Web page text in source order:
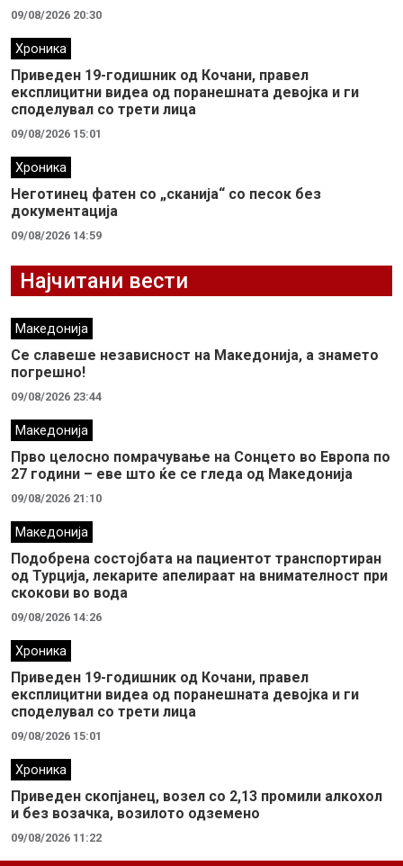
09/08/2026 20:30
Хроника
Приведен 19-годишник од Кочани, правел
експлицитни видеа од поранешната девојка и ги
споделувал со трети лица
09/08/2026 15:01
Хроника
Неготинец фатен со „сканија“ со песок без
документација
09/08/2026 14:59
Најчитани вести
Македонија
Се славеше независност на Македонија, а знамето
погрешно!
09/08/2026 23:44
Македонија
Прво целосно помрачување на Сонцето во Европа по
27 години – еве што ќе се гледа од Македонија
09/08/2026 21:10
Македонија
Подобрена состојбата на пациентот транспортиран
од Турција, лекарите апелираат на внимателност при
скокови во вода
09/08/2026 14:26
Хроника
Приведен 19-годишник од Кочани, правел
експлицитни видеа од поранешната девојка и ги
споделувал со трети лица
09/08/2026 15:01
Хроника
Приведен скопјанец, возел со 2,13 промили алкохол
и без возачка, возилото одземено
09/08/2026 11:22